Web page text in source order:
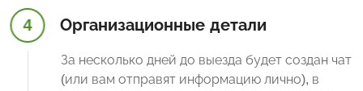
4 Организационные детали
За несколько дней до выезда будет создан чат
(или вам отправят информацию лично), в